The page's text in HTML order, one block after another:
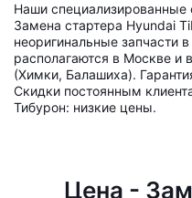
Наши специализированные
Замена стартера Hyundai
неоригинальные запчасти
располагаются в Москве
(Химки, Балашиха).
Скидки постоянным
Тибурон: низкие цены.
Цена -